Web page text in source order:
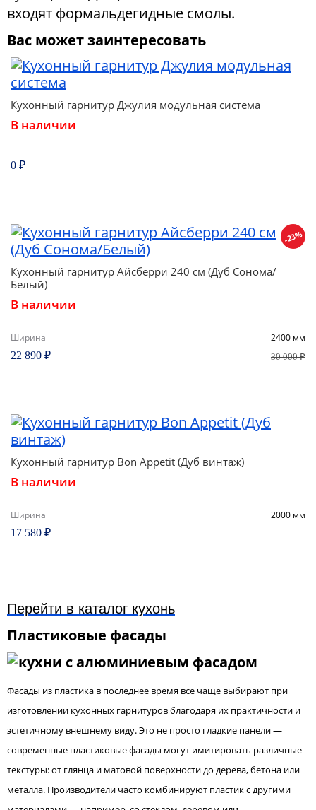
входят формальдегидные смолы.
Вас может заинтересовать
Кухонный гарнитур Джулия модульная система
В наличии
0 ₽
-23%
Кухонный гарнитур Айсберри 240 см (Дуб Сонома/
Белый)
В наличии
Ширина
2400 мм
22 890 ₽
30 000 ₽
Кухонный гарнитур Bon Appetit (Дуб винтаж)
В наличии
Ширина
2000 мм
17 580 ₽
Перейти в каталог кухонь
Пластиковые фасады
Фасады из пластика в последнее время всё чаще выбирают при
изготовлении кухонных гарнитуров благодаря их практичности и
эстетичному внешнему виду. Это не просто гладкие панели —
современные пластиковые фасады могут имитировать различные
текстуры: от глянца и матовой поверхности до дерева, бетона или
металла. Производители часто комбинируют пластик с другими